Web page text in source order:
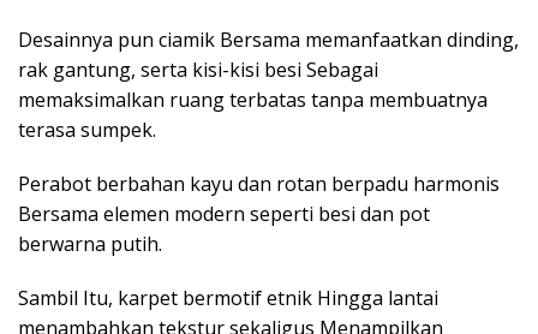
Desainnya pun ciamik Bersama memanfaatkan dinding,
rak gantung, serta kisi-kisi besi Sebagai
memaksimalkan ruang terbatas tanpa membuatnya
terasa sumpek.
Perabot berbahan kayu dan rotan berpadu harmonis
Bersama elemen modern seperti besi dan pot
berwarna putih.
Sambil Itu, karpet bermotif etnik Hingga lantai
menambahkan tekstur sekaligus Menampilkan